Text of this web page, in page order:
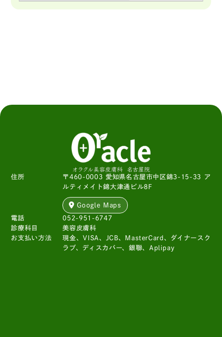
住所
〒460-0003 愛知県名古屋市中区錦3-15-33 ア
ルティメイト錦大津通ビル8F
Google Maps
電話
052-951-6747
診療科目
美容皮膚科
お支払い方法
現金、VISA、JCB、MasterCard、ダイナースク
ラブ、ディスカバー、銀聯、Aplipay